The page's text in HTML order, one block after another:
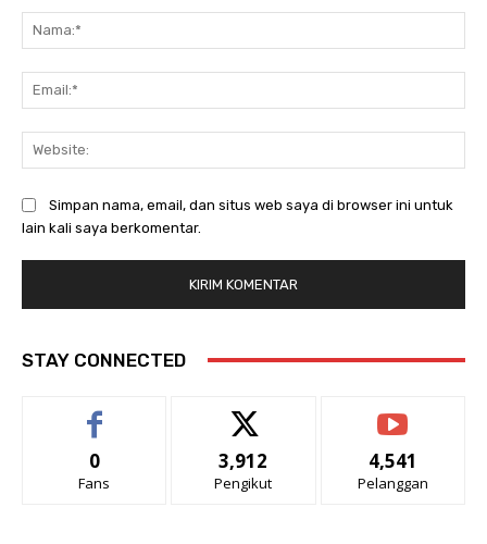
Simpan nama, email, dan situs web saya di browser ini untuk
lain kali saya berkomentar.
STAY CONNECTED
0
Fans
3,912
Pengikut
4,541
Pelanggan